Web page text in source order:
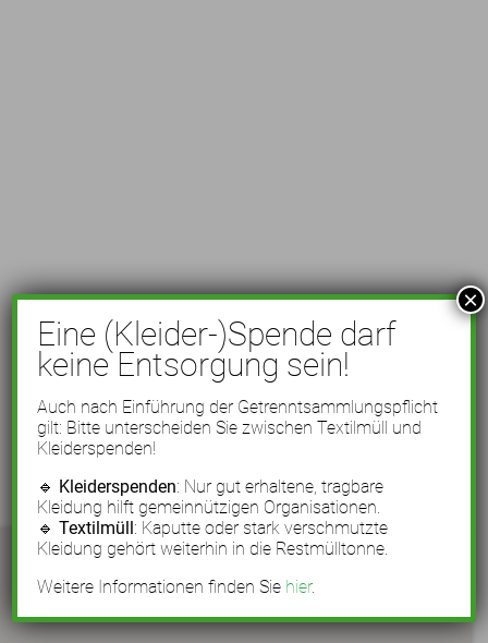
Eine (Kleider-)Spende darf
keine Entsorgung sein!
Auch nach Einführung der Getrenntsammlungspflicht
gilt: Bitte unterscheiden Sie zwischen Textilmüll und
Kleiderspenden!
🔹 Kleiderspenden: Nur gut erhaltene, tragbare
Kleidung hilft gemeinnützigen Organisationen.
🔹Textilmüll: Kaputte oder stark verschmutzte
Kleidung gehört weiterhin in die Restmülltonne.
Weitere Informationen finden Sie hier.
×